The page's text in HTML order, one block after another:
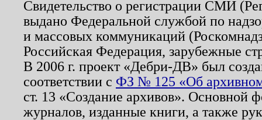
Свидетельство о регистрации СМИ
выдано Федеральной службой по
и массовых коммуникаций
Российская Федерация, зарубежные
В 2006 г. проект «Дебри-ДВ» был
соответствии с ФЗ № 125 «Об
ст. 13 «Создание архивов». Основной
журналов, изданные книги, а также